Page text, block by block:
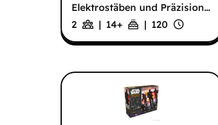
Elektrostäben und Präzision…
2
| 14+ | 120